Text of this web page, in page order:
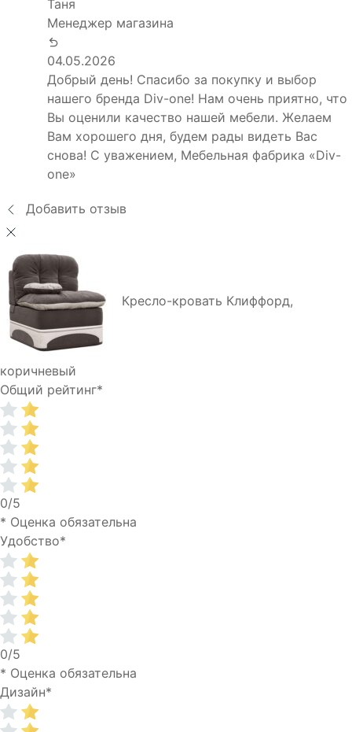
Таня
Менеджер магазина
04.05.2026
Добрый день! Спасибо за покупку и выбор
нашего бренда Div-one! Нам очень приятно, что
Вы оценили качество нашей мебели. Желаем
Вам хорошего дня, будем рады видеть Вас
снова! С уважением, Мебельная фабрика «Div-
one»
Добавить отзыв
Кресло-кровать Клиффорд,
коричневый
Общий рейтинг*
0/5
* Оценка обязательна
Удобство*
0/5
* Оценка обязательна
Дизайн*